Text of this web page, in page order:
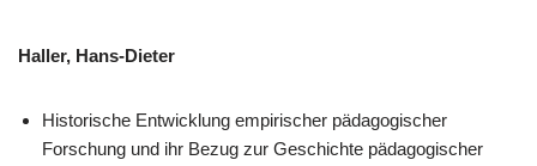
Haller, Hans-Dieter
Historische Entwicklung empirischer pädagogischer
Forschung und ihr Bezug zur Geschichte pädagogischer